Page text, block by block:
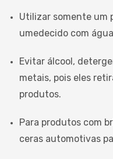
Utilizar somente um
umedecido com
Evitar álcool,
metais, pois eles
produtos.
Para produtos com
ceras automotivas